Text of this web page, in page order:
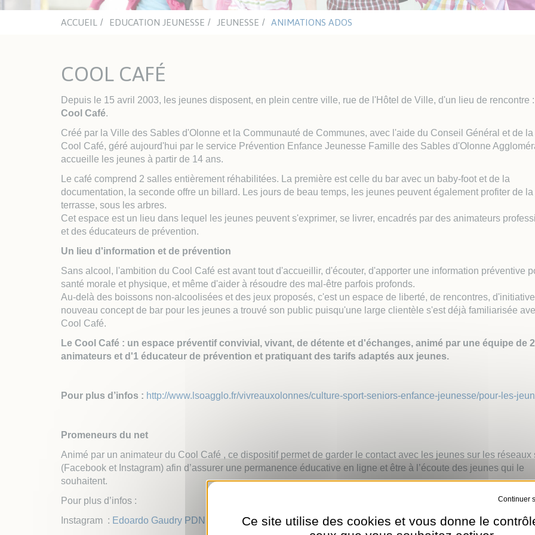
minoritaires
TRAVAUX ET VOIRIE
Espaces Urbains
Les travaux
HABITAT ET URBANISME
Guichet Unique de
l'Urbanisme
Enquêtes publiques
Habitat
Plan Local d'Urbanisme
Taxe Locale sur la Publicité
Extérieure (TPLE)
SOLIDARITÉ ET SANTÉ
Les aides du CCAS
Résidences Autonomie /
EHPAD
Santé et sécurité
Château
aquatiques
Office du Sport Sablais
Clubs sportifs et nautiques
Sections handisport et sport
adapté
Editions précédentes
LES PLAGES
ACCUEIL EDUCATION JEUNESSE JEUNESSE ANIMATIONS ADOS
COOL CAFÉ
Depuis le 15 avril 2003, les jeunes disposent, en plein centre ville, rue de l'Hôtel de Ville, d'un lieu de rencontre :
Cool Café.
Créé par la Ville des Sables d'Olonne et la Communauté de Communes, avec l'aide du Conseil Général et de la
Cool Café, géré aujourd'hui par le service Prévention Enfance Jeunesse Famille des Sables d'Olonne
accueille les jeunes à partir de 14 ans.
Le café comprend 2 salles entièrement réhabilitées. La première est celle du bar avec un baby-foot et de la
documentation, la seconde offre un billard. Les jours de beau temps, les jeunes peuvent également profiter de la
terrasse, sous les arbres.
Cet espace est un lieu dans lequel les jeunes peuvent s'exprimer, se livrer, encadrés par des animateurs
et des éducateurs de prévention.
Un lieu d'information et de prévention
Sans alcool, l'ambition du Cool Café est avant tout d'accueillir, d'écouter, d'apporter une information préventive
santé morale et physique, et même d'aider à résoudre des mal-être parfois profonds.
Au-delà des boissons non-alcoolisées et des jeux proposés, c'est un espace de liberté, de rencontres,
nouveau concept de bar pour les jeunes a trouvé son public puisqu'une large clientèle s'est déjà familiarisée
Cool Café.
Le Cool Café : un espace préventif convivial, vivant, de détente et d'échanges, animé par une équipe de 2
animateurs et d'1 éducateur de prévention et pratiquant des tarifs adaptés aux jeunes.
Pour plus d’infos : http://www.lsoagglo.fr/vivreauxolonnes/culture-sport-seniors-enfance-jeunesse/pour-les-
Promeneurs du net
Animé par un animateur du Cool Café , ce dispositif permet de garder le contact avec les jeunes sur les réseaux
(Facebook et Instagram) afin d’assurer une permanence éducative en ligne et être à l’écoute des jeunes qui le
souhaitent.
Pour plus d’infos :
Instagram : Edoardo Gaudry PDN
Ce site utilise des cookies et vous donne le